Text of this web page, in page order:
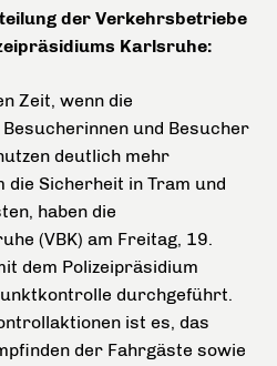
der Verkehrsbetriebe
Karlsruhe:
Zeit, wenn die
und Besucher
deutlich mehr
die Sicherheit in Tram und
haben die
(VBK) am Freitag, 19.
dem Polizeipräsidium
durchgeführt.
ist es, das
der Fahrgäste sowie